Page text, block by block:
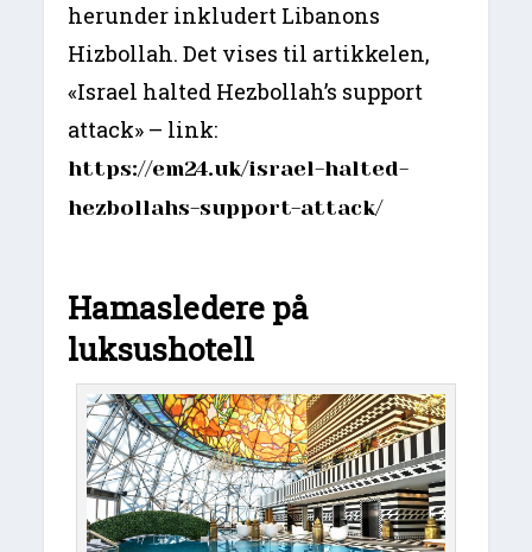
herunder inkludert Libanons
Hizbollah. Det vises til artikkelen,
«Israel halted Hezbollah’s support
attack» – link:
https://em24.uk/israel-halted-
hezbollahs-support-attack/
Hamasledere på
luksushotell